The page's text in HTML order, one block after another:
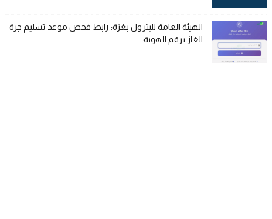
الهيئة العامة للبترول بغزة: رابط فحص موعد تسليم جرة
الغاز برقم الهوية